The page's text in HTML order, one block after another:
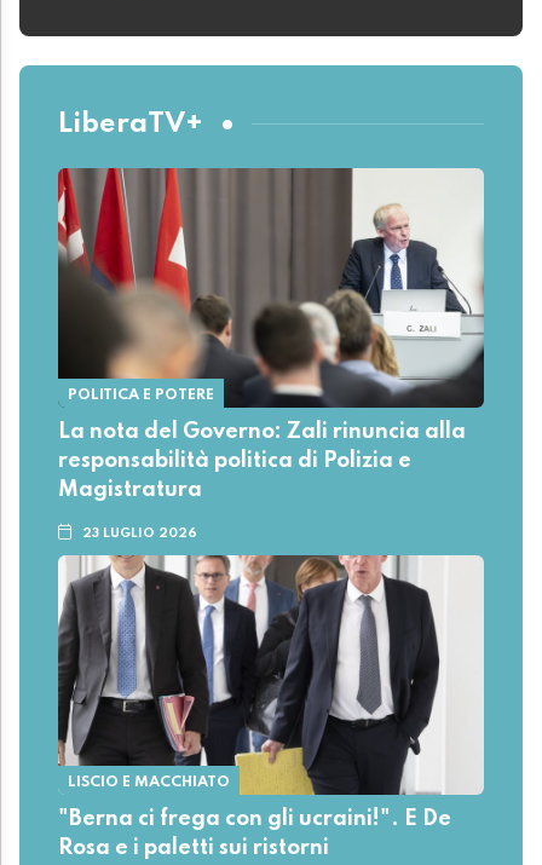
LiberaTV+
POLITICA E POTERE
La nota del Governo: Zali rinuncia alla
responsabilità politica di Polizia e
Magistratura
23 LUGLIO 2026
LISCIO E MACCHIATO
"Berna ci frega con gli ucraini!". E De
Rosa e i paletti sui ristorni